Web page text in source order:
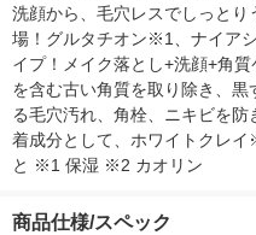
洗顔から、毛穴レスでしっと
場！グルタチオン※1、ナイア
イプ！メイク落とし+洗顔+角
を含む古い角質を取り除き、
る毛穴汚れ、角栓、ニキビを
着成分として、ホワイトクレ
と ※1 保湿 ※2 カオリン
商品仕様/スペック